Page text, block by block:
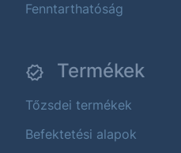
Fenntarthatóság
Termékek
Tőzsdei termékek
Befektetési alapok